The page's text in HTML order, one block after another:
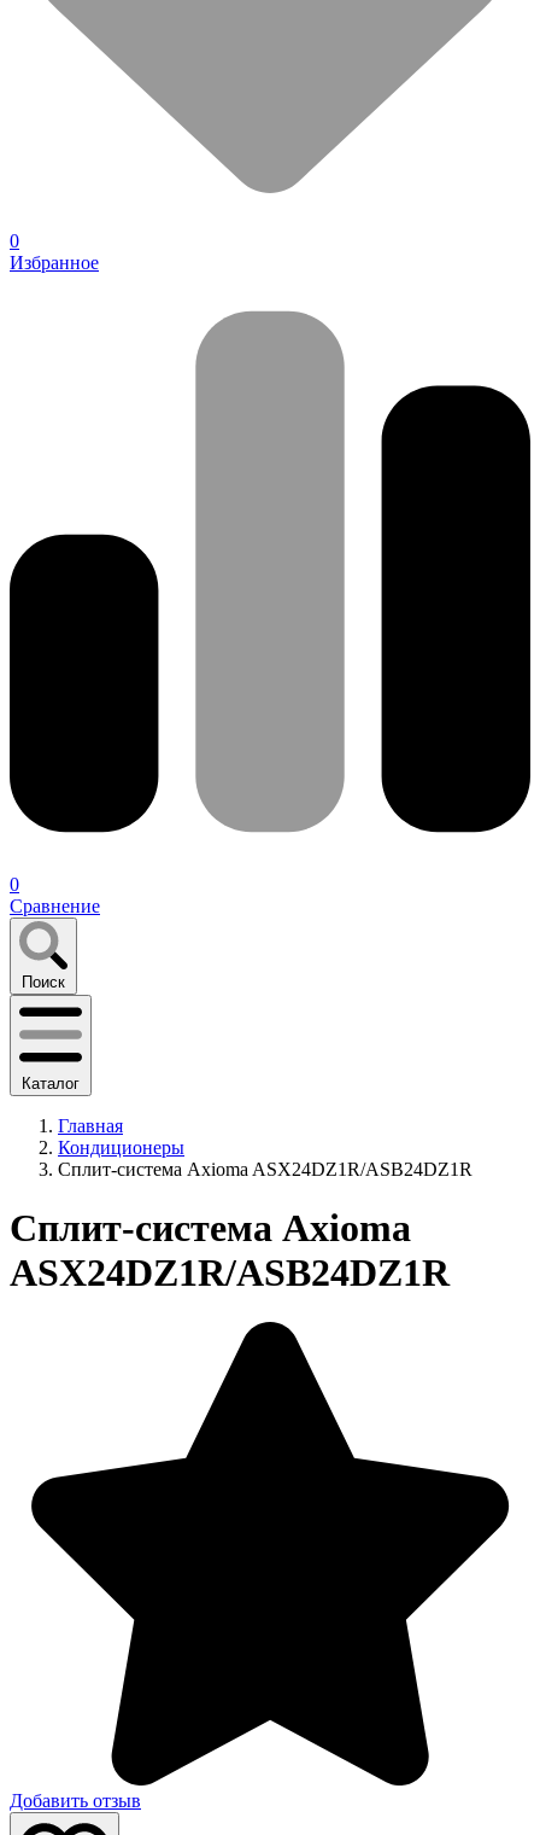
0
Избранное
0
Сравнение
Поиск
Каталог
Главная
Кондиционеры
Сплит-система Axioma ASX24DZ1R/ASB24DZ1R
Сплит-система Axioma
ASX24DZ1R/ASB24DZ1R
Добавить отзыв